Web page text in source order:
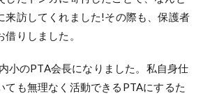
来訪してくれました!その際も、保護者
りしました。
小のPTA会長になりました。私自身仕
ても無理なく活動できるPTAにするた